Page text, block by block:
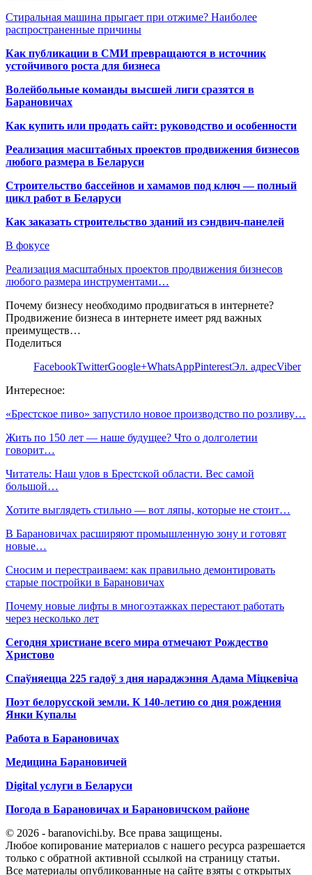
Стиральная машина прыгает при отжиме? Наиболее
распространенные причины
Как публикации в СМИ превращаются в источник
устойчивого роста для бизнеса
Волейбольные команды высшей лиги сразятся в
Барановичах
Как купить или продать сайт: руководство и особенности
Реализация масштабных проектов продвижения бизнесов
любого размера в Беларуси
Строительство бассейнов и хамамов под ключ — полный
цикл работ в Беларуси
Как заказать строительство зданий из сэндвич-панелей
В фокусе
Реализация масштабных проектов продвижения бизнесов
любого размера инструментами…
Почему бизнесу необходимо продвигаться в интернете?
Продвижение бизнеса в интернете имеет ряд важных
преимуществ…
Поделиться
FacebookTwitterGoogle+WhatsAppPinterestЭл. адресViber
Интересное:
«Брестское пиво» запустило новое производство по розливу…
Жить по 150 лет — наше будущее? Что о долголетии
говорит…
Читатель: Наш улов в Брестской области. Вес самой
большой…
Хотите выглядеть стильно — вот ляпы, которые не стоит…
В Барановичах расширяют промышленную зону и готовят
новые…
Сносим и перестраиваем: как правильно демонтировать
старые постройки в Барановичах
Почему новые лифты в многоэтажках перестают работать
через несколько лет
Сегодня христиане всего мира отмечают Рождество
Христово
Спаўняецца 225 гадоў з дня нараджэння Адама Міцкевіча
Поэт белорусской земли. К 140-летию со дня рождения
Янки Купалы
Работа в Барановичах
Медицина Барановичей
Digital услуги в Беларуси
Погода в Барановичах и Барановичском районе
© 2026 - baranovichi.by. Все права защищены.
Любое копирование материалов с нашего ресурса разрешается
только с обратной активной ссылкой на страницу статьи.
Все материалы опубликованные на сайте взяты с открытых